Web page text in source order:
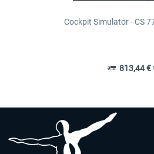
Cockpit Simulator - CS
813,44 €